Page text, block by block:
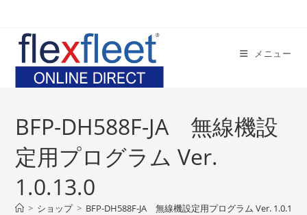
メニュー
BFP-DH588F-JA 無線機設
定用プログラム Ver.
1.0.13.0
> ショップ > BFP-DH588F-JA 無線機設定用プログラム Ver. 1.0.13.0